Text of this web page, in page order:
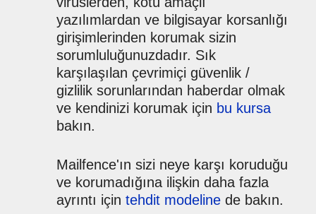
yazılımlardan ve bilgisayar korsanlığı
girişimlerinden korumak sizin
sorumluluğunuzdadır. Sık
karşılaşılan çevrimiçi güvenlik /
gizlilik sorunlarından haberdar olmak
ve kendinizi korumak için bu kursa
bakın.
Mailfence'ın sizi neye karşı koruduğu
ve korumadığına ilişkin daha fazla
ayrıntı için tehdit modeline de bakın.